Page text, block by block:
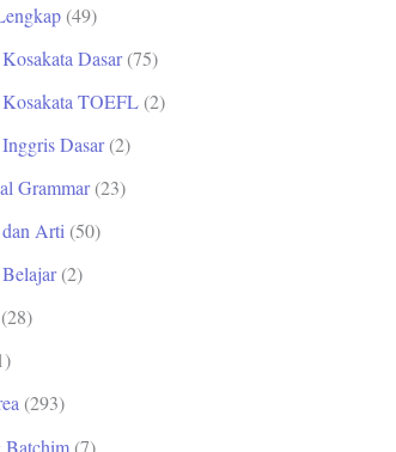
(49)
Dasar(75)
TOEFL (2)
Dasar(2)
Grammar(23)
dan Arti (50)
(2)
(28)
(293)
(7)